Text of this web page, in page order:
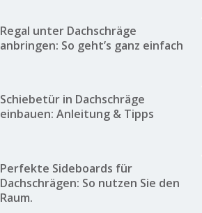
Regal unter Dachschräge
anbringen: So geht’s ganz einfach
Schiebetür in Dachschräge
einbauen: Anleitung & Tipps
Perfekte Sideboards für
Dachschrägen: So nutzen Sie den
Raum.